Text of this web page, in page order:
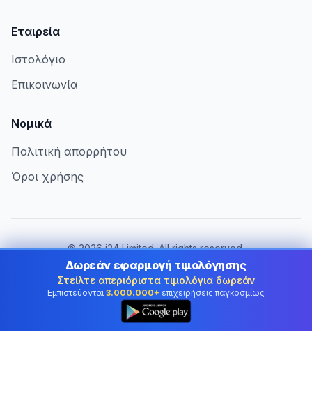
Εταιρεία
Ιστολόγιο
Επικοινωνία
Νομικά
Πολιτική απορρήτου
Όροι χρήσης
©2026i24 Limited. All rights reserved.
Εξυπηρετώντας επιχειρήσεις στην Cyprus
Αλλαγή χώρας:
Cyprus
Δωρεάν εφαρμογή τιμολόγησης
Στείλτε απεριόριστα τιμολόγια δωρεάν
Εμπιστεύονται 3.000.000+ επιχειρήσεις παγκοσμίως